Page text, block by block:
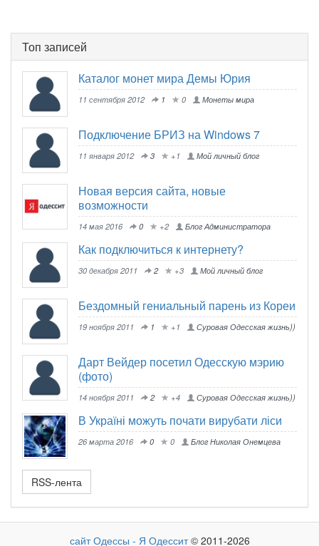
Топ записей
Каталог монет мира Демы Юрия
11 сентября 2012 1 0 Монеты мира
Подключение БРИЗ на Windows 7
11 января 2012 3 +1 Мой личный блог
Новая версия сайта, новые
возможности
14 мая 2016 0 +2 Блог Администратора
Как подключиться к интернету?
30 декабря 2011 2 +3 Мой личный блог
Бездомный гениальный парень из Кореи
19 ноября 2011 1 +1 Суровая Одесская жизнь))
Дарт Вейдер посетил Одесскую мэрию
(фото)
14 ноября 2011 2 +4 Суровая Одесская жизнь))
В Україні можуть почати вирубати ліси
26 марта 2016 0 0 Блог Николая Онемцева
RSS-лента
сайт Одессы - Я Одессит© 2011-2026